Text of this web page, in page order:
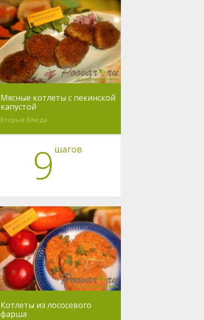
Мясные котлеты с пекинской
капустой
Вторые блюда
9 шагов
Котлеты из лососевого
фарша